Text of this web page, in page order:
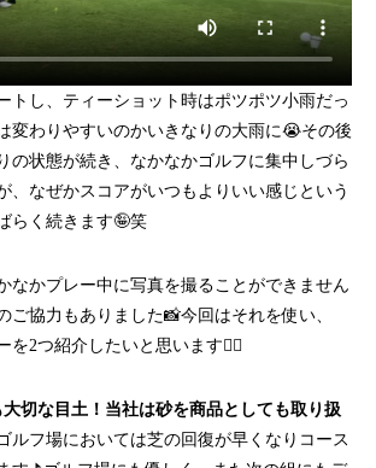
トし、ティーショット時はポツポツ小雨だっ
変わりやすいのかいきなりの大雨に😭その後
の状態が続き、なかなかゴルフに集中しづら
、なぜかスコアがいつもよりいい感じという
らく続きます🤪笑
なかプレー中に写真を撮ることができません
ご協力もありました📸今回はそれを使い、
を2つ紹介したいと思います✌🏼
大切な目土！当社は砂を商品としても取り扱
ルフ場においては芝の回復が早くなりコース